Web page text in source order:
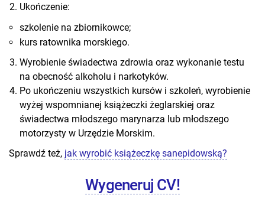
Ukończenie:
szkolenie na zbiornikowce;
kurs ratownika morskiego.
Wyrobienie świadectwa zdrowia oraz wykonanie testu
na obecność alkoholu i narkotyków.
Po ukończeniu wszystkich kursów i szkoleń, wyrobienie
wyżej wspomnianej książeczki żeglarskiej oraz
świadectwa młodszego marynarza lub młodszego
motorzysty w Urzędzie Morskim.
Sprawdź też, jak wyrobić książeczkę sanepidowską?
Wygeneruj CV!